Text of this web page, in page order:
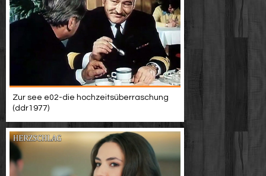
Zur see e02-die hochzeitsüberraschung
(ddr1977)